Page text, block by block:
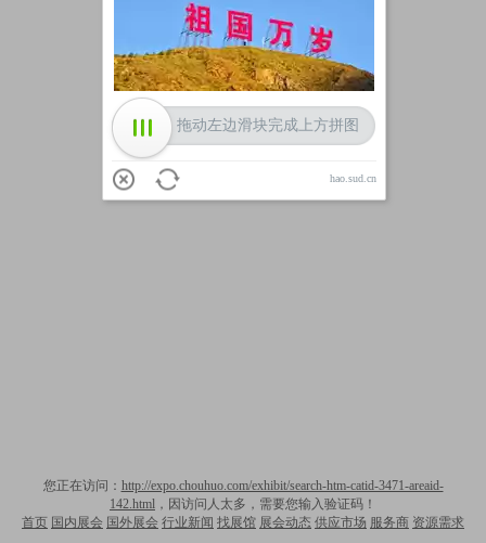
您正在访问： http://expo.chouhuo.com/exhibit/search-htm-catid-3471-areaid-
142.html ，因访问人太多，需要您输入验证码！
首页 国内展会 国外展会 行业新闻 找展馆 展会动态 供应市场 服务商 资源需求
拖动左边滑块完成上方拼图
hao.sud.cn